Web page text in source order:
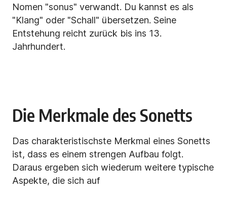
Nomen "sonus" verwandt. Du kannst es als
"Klang" oder "Schall" übersetzen. Seine
Entstehung reicht zurück bis ins 13.
Jahrhundert.
Die Merkmale des Sonetts
Das charakteristischste Merkmal eines Sonetts
ist, dass es einem strengen Aufbau folgt.
Daraus ergeben sich wiederum weitere typische
Aspekte, die sich auf